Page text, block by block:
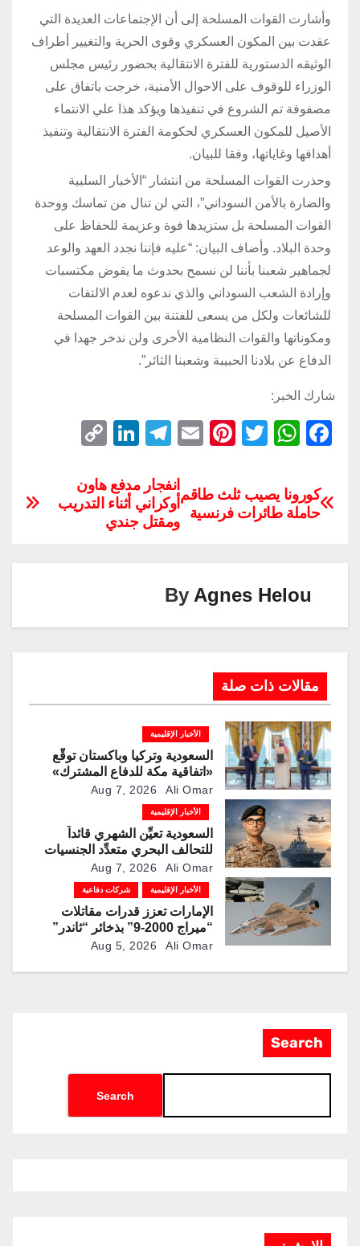
وأشارت القوات المسلحة إلى أن الإجتماعات العديدة التي
عقدت بين المكون العسكري وقوى الحرية والتغيير أطراف
الوثيقه الدستورية للفترة الانتقالية بحضور رئيس مجلس
الوزراء للوقوف على الاحوال الأمنية، خرجت باتفاق على
مصفوفة تم الشروع في تنفيذها ويؤكد هذا علي الانتماء
الأصيل للمكون العسكري لحكومة الفترة الانتقالية وتنفيذ
أهدافها وغاياتها، وفقا للبيان.
وحذرت القوات المسلحة من انتشار “الأخبار السلبية
والضارة بالأمن السوداني”، التي لن تنال من تماسك ووحدة
القوات المسلحة بل ستزيدها فوة وعزيمة للحفاظ على
وحدة البلاد. وأضاف البيان: “عليه فإننا نجدد العهد والوعد
لجماهير شعبنا بأننا لن نسمح بحدوث ما يقوض مكتسبات
وإرادة الشعب السوداني والذي ندعوه لعدم الالتفات
للشائعات ولكل من يسعى للفتنة بين القوات المسلحة
ومكوناتها والقوات النظامية الأخرى ولن ندخر جهدا في
الدفاع عن بلادنا الحبيبة وشعبنا الثائر”.
شارك الخبر:
F
e
o
W
s
p
T
tt
er
Pi
er
e
E
ail
T
e
gr
a
Li
k
e
dI
p
y
انفجار مدفع هاون
أوكراني أثناء التدريب
ومقتل جندي
كورونا يصيب ثلث طاقم
حاملة طائرات فرنسية
By Agnes Helou
مقالات ذات صلة
الأخبار الإقليمية
السعودية وتركيا وباكستان توقّع
«اتفاقية مكة للدفاع المشترك»
Aug 7, 2026 Ali Omar
الأخبار الإقليمية
السعودية تعيِّن الشهري قائداً
للتحالف البحري متعدِّد الجنسيات
Aug 7, 2026 Ali Omar
الأخبار الإقليمية شركات دفاعية
الإمارات تعزز قدرات مقاتلات
“ميراج 2000-9” بذخائر “ثاندر”
الذكية المطورة محليًا
Aug 5, 2026 Ali Omar
Search
Search